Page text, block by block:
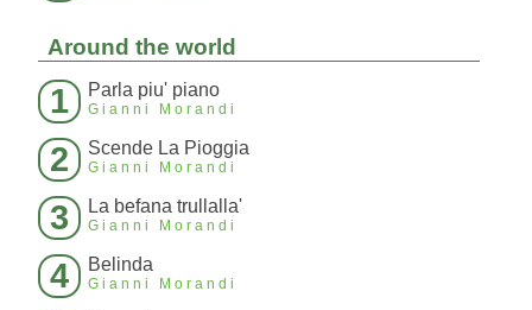
Around the world
1 Parla piu' piano
Gianni Morandi
2 Scende La Pioggia
Gianni Morandi
3 La befana trullalla'
Gianni Morandi
4 Belinda
Gianni Morandi